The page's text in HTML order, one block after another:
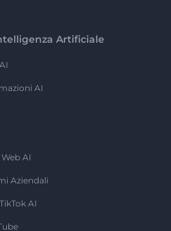
Artificiale
AI
AI
Aziendali
AI